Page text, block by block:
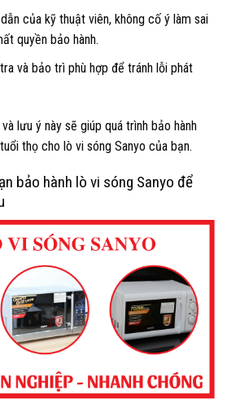
của kỹ thuật viên, không cố ý làm sai
quyền bảo hành.
và bảo trì phù hợp để tránh lỗi phát
lưu ý này sẽ giúp quá trình bảo hành
thọ cho lò vi sóng Sanyo của bạn.
bảo hành lò vi sóng Sanyo để